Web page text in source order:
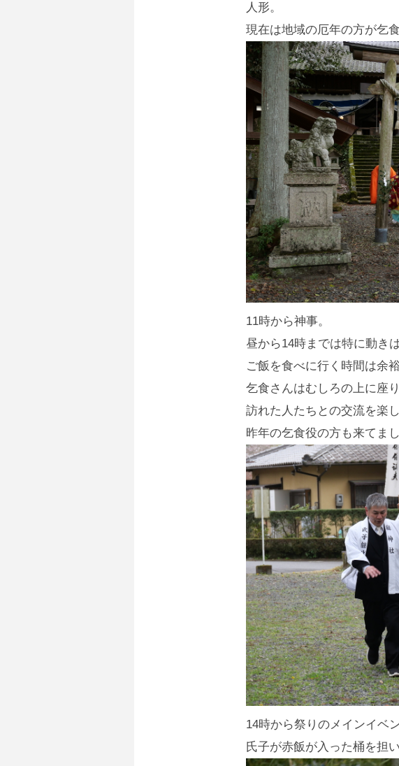
人形。
現在は地域の厄年の方が乞
11時から神事。
昼から14時までは特に動きは
ご飯を食べに行く時間は余
乞食さんはむしろの上に座り
訪れた人たちとの交流を楽
昨年の乞食役の方も来てまし
14時から祭りのメインイベン
氏子が赤飯が入った桶を担